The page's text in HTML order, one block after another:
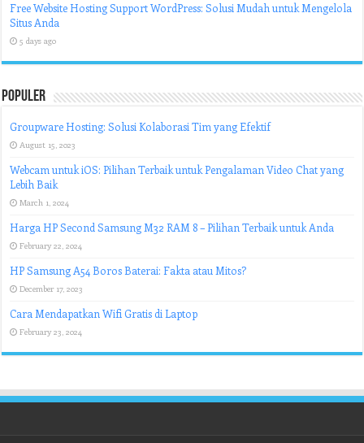
Free Website Hosting Support WordPress: Solusi Mudah untuk Mengelola
Situs Anda
5 days ago
Populer
Groupware Hosting: Solusi Kolaborasi Tim yang Efektif
August 15, 2023
Webcam untuk iOS: Pilihan Terbaik untuk Pengalaman Video Chat yang
Lebih Baik
March 1, 2024
Harga HP Second Samsung M32 RAM 8 – Pilihan Terbaik untuk Anda
February 22, 2024
HP Samsung A54 Boros Baterai: Fakta atau Mitos?
December 17, 2023
Cara Mendapatkan Wifi Gratis di Laptop
February 23, 2024